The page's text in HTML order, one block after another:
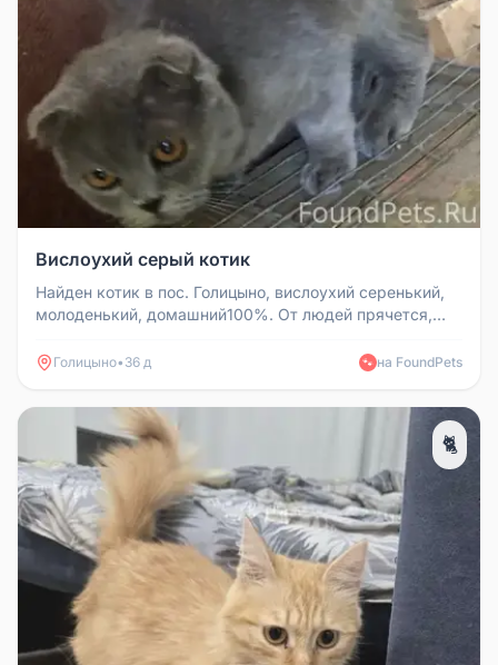
Вислоухий серый котик
Найден котик в пос. Голицыно, вислоухий серенький,
молоденький, домашний100%. От людей прячется,
Голицыно• 36 д 🐾 на FoundPets
🐈